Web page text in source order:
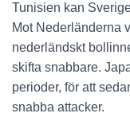
Tunisien kan
Mot Nederländerna
nederländskt
skifta snabbare.
perioder, för att
snabba attacker.